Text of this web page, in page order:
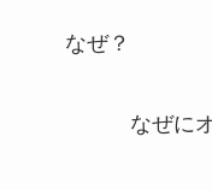
なぜ？
なぜにオリ